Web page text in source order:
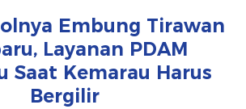
Embung Tirawan
Layanan PDAM
Saat Kemarau Harus
Bergilir